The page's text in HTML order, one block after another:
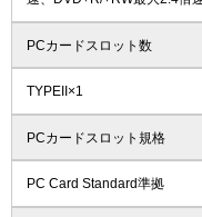
PCカードスロット数
TYPEII×1
PCカードスロット規格
PC Card Standard準拠